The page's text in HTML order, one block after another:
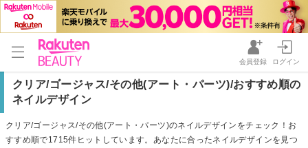
会員登録 ログイン
クリア/ゴージャス/その他(アート・パーツ)/おすすめ順の
ネイルデザイン
クリア/ゴージャス/その他(アート・パーツ)のネイルデザインをチェック！お
すすめ順で1715件ヒットしています。あなたに合ったネイルデザインを見つ